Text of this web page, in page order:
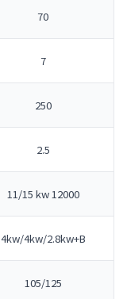
70
7
250
2.5
11/15 kw 12000
4kw/4kw/2.8kw+B
105/125